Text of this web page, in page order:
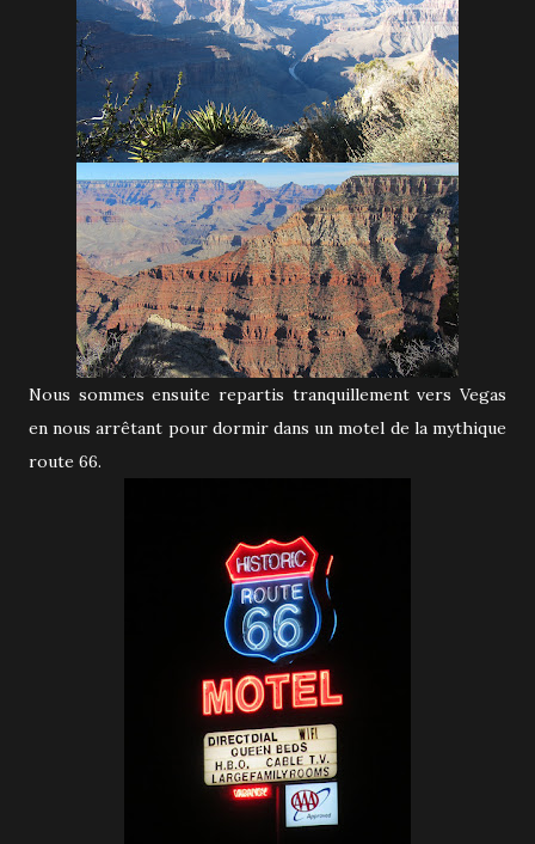
Nous sommes ensuite repartis tranquillement vers Vegas
en nous arrêtant pour dormir dans un motel de la mythique
route 66.